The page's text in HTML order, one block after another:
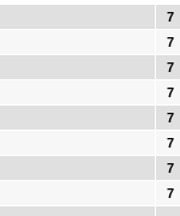
7
7
7
7
7
7
7
7